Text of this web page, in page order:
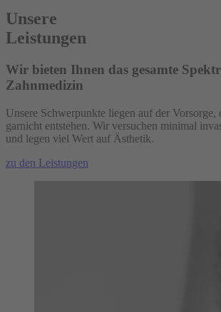
Unsere
Leistungen
Wir bieten Ihnen das gesamte
Zahnmedizin
Unsere Schwerpunkte liegen auf der Vorsorge,
garnicht entstehen. Wir versuchen minimal
und legen viel Wert auf Ästhetik.
zu den Leistungen